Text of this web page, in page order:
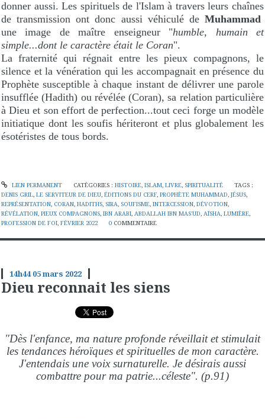
donner aussi. Les spirituels de l'Islam à travers leurs chaînes
de transmission ont donc aussi véhiculé de Muhammad
une image de maître enseigneur "humble, humain et
simple...dont le caractère était le Coran".
La fraternité qui régnait entre les pieux compagnons, le
silence et la vénération qui les accompagnait en présence du
Prophète susceptible à chaque instant de délivrer une parole
insufflée (Hadith) ou révélée (Coran), sa relation particulière
à Dieu et son effort de perfection...tout ceci forge un modèle
initiatique dont les soufis hériteront et plus globalement les
ésotéristes de tous bords.
LIEN PERMANENT CATÉGORIES : HISTOIRE, ISLAM, LIVRE, SPIRITUALITÉ
TAGS :
DENIS GRIL, LE SERVITEUR DE DIEU, ÉDITIONS DU CERF, PROPHÈTE MUHAMMAD, JÉSUS,
REPRÉSENTATION, CORAN, HADITHS, SIRA, SOUFISME, INTERCESSION, DÉVOTION,
RÉVÉLATION, PIEUX COMPAGNONS, IBN ARABI, ABDALLAH IBN MAS'UD, AÏSHA, LUMIÈRE,
PROFESSION DE FOI, FÉVRIER 2022 0 COMMENTAIRE
14h44 05mars 2022
Dieu reconnait les siens
"Dès l'enfance, ma nature profonde réveillait et stimulait
les tendances héroïques et spirituelles de mon caractère.
J'entendais une voix surnaturelle. Je désirais aussi
combattre pour ma patrie...céleste". (p.91)